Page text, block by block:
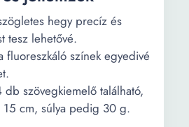
hegy precíz és
tesz lehetővé.
fluoreszkáló színek egyedivé
szövegkiemelő található,
15 cm, súlya pedig 30 g.